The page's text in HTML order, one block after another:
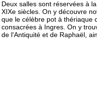
Deux salles sont réservées à
XIXe siècles. On y découvre
que le célèbre pot à thériaque
consacrées à Ingres. On y
de l'Antiquité et de Raphaël,